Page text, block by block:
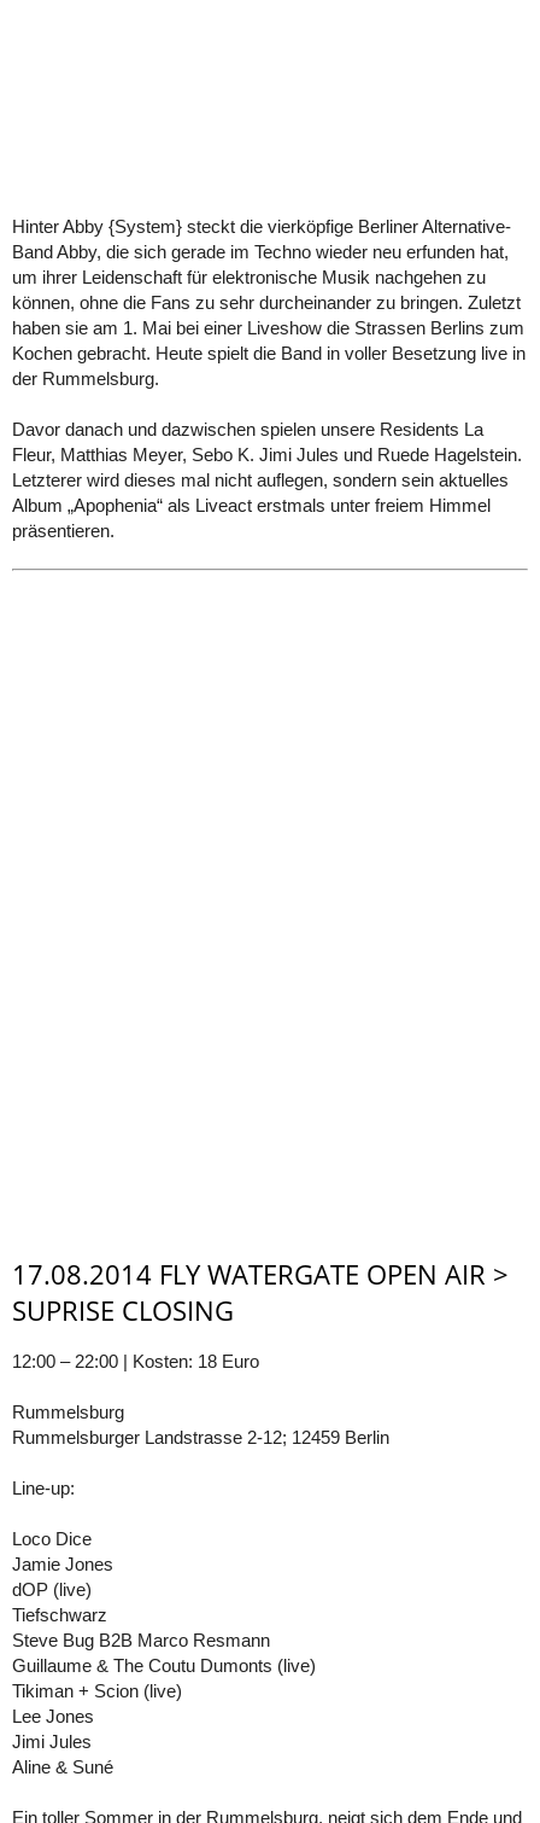
Hinter Abby {System} steckt die vierköpfige Berliner Alternative-
Band Abby, die sich gerade im Techno wieder neu erfunden hat,
um ihrer Leidenschaft für elektronische Musik nachgehen zu
können, ohne die Fans zu sehr durcheinander zu bringen. Zuletzt
haben sie am 1. Mai bei einer Liveshow die Strassen Berlins zum
Kochen gebracht. Heute spielt die Band in voller Besetzung live in
der Rummelsburg.
Davor danach und dazwischen spielen unsere Residents La
Fleur, Matthias Meyer, Sebo K. Jimi Jules und Ruede Hagelstein.
Letzterer wird dieses mal nicht auflegen, sondern sein aktuelles
Album „Apophenia“ als Liveact erstmals unter freiem Himmel
präsentieren.
17.08.2014 FLY WATERGATE OPEN AIR >
SUPRISE CLOSING
12:00 – 22:00 | Kosten: 18 Euro
Rummelsburg
Rummelsburger Landstrasse 2-12; 12459 Berlin
Line-up:
Loco Dice
Jamie Jones
dOP (live)
Tiefschwarz
Steve Bug B2B Marco Resmann
Guillaume & The Coutu Dumonts (live)
Tikiman + Scion (live)
Lee Jones
Jimi Jules
Aline & Suné
Ein toller Sommer in der Rummelsburg, neigt sich dem Ende und